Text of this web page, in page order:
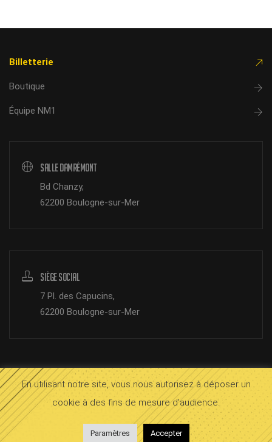
Billetterie
Boutique
Équipe NM1
Salle Damrémont
Bd Chanzy,
62200 Boulogne-sur-Mer
Siège Social
7 Pl. des Capucins,
62200 Boulogne-sur-Mer
© 2026 SOMB Boulogne. Mentions légales
bloop InOctet
En utilisant notre site, vous nous autorisez à déposer un
cookie à des fins de mesure d'audience.
Paramètres Accepter